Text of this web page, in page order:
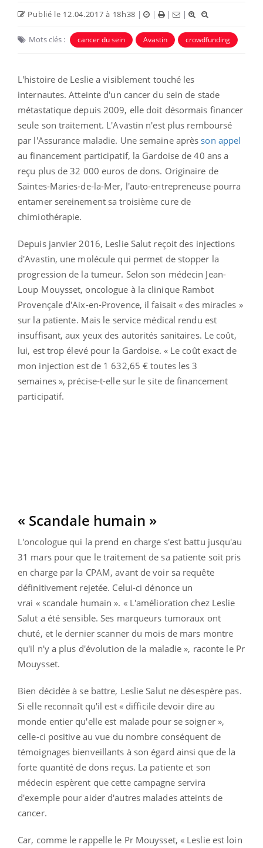
Publié le 12.04.2017 à 18h38 | | | |
Mots clés : cancer du sein Avastin crowdfunding
L'histoire de Leslie a visiblement touché les
internautes. Atteinte d'un cancer du sein de stade
métastatique depuis 2009, elle doit désormais financer
seule son traitement. L'Avastin n'est plus remboursé
par l'Assurance maladie. Une semaine après son appel
au financement participatif, la Gardoise de 40 ans a
reçu plus de 32 000 euros de dons. Originaire de
Saintes-Maries-de-la-Mer, l'auto-entrepreneuse pourra
entamer sereinement sa troisième cure de
chimiothérapie.
Depuis janvier 2016, Leslie Salut reçoit des injections
d'Avastin, une molécule qui permet de stopper la
progression de la tumeur. Selon son médecin Jean-
Loup Mouysset, oncologue à la clinique Rambot
Provençale d'Aix-en-Provence, il faisait « des miracles »
sur la patiente. Mais le service médical rendu est
insuffisant, aux yeux des autorités sanitaires. Le coût,
lui, est trop élevé pour la Gardoise. « Le coût exact de
mon injection est de 1 632,65 € toutes les 3
semaines », précise-t-elle sur le site de financement
participatif.
« Scandale humain »
L'oncologue qui la prend en charge s'est battu jusqu'au
31 mars pour que le traitement de sa patiente soit pris
en charge par la CPAM, avant de voir sa requête
définitivement rejetée. Celui-ci dénonce un
vrai « scandale humain ». « L'amélioration chez Leslie
Salut a été sensible. Ses marqueurs tumoraux ont
chuté, et le dernier scanner du mois de mars montre
qu'il n'y a plus d'évolution de la maladie », raconte le Pr
Mouysset.
Bien décidée à se battre, Leslie Salut ne désespère pas.
Si elle reconnaît qu'il est « difficile devoir dire au
monde entier qu'elle est malade pour se soigner »,
celle-ci positive au vue du nombre conséquent de
témoignages bienveillants à son égard ainsi que de la
forte quantité de dons reçus. La patiente et son
médecin espèrent que cette campagne servira
d'exemple pour aider d'autres malades atteints de
cancer.
Car, comme le rappelle le Pr Mouysset, « Leslie est loin